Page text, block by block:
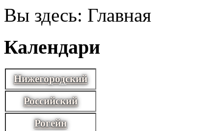
Вы здесь: Главная
Календари
Нижегородский
Российский
Рогейн